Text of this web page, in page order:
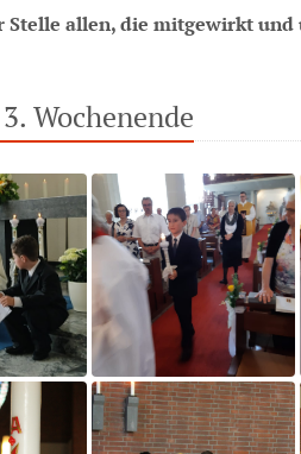
Stelle allen, die mitgewirkt
Wochenende